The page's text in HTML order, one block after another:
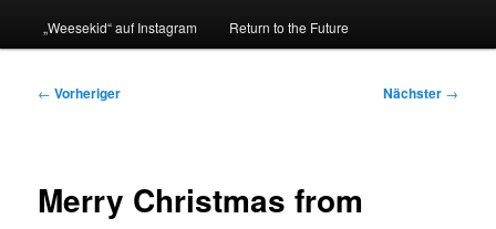
„Weesekid“ auf Instagram Return to the Future
Beitragsnavigation
← Vorheriger Nächster →
Merry Christmas from